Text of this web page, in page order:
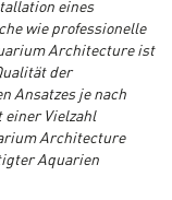
eines
wie professionelle
Architecture ist
der
Ansatzes je nach
einer Vielzahl
Architecture
Aquarien